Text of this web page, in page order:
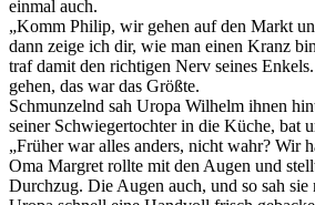
einmal auch.
„Komm Philip, wir gehen auf den Markt
dann zeige ich dir, wie man einen Kranz
traf damit den richtigen Nerv seines
gehen, das war das Größte.
Schmunzelnd sah Uropa Wilhelm ihnen
seiner Schwiegertochter in die Küche, bat
„Früher war alles anders, nicht wahr? Wir
Oma Margret rollte mit den Augen und
Durchzug. Die Augen auch, und so sah